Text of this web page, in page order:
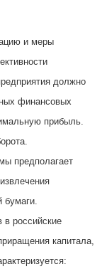
и меры
должно
финансовых
прибыль.
предполагает
бумаги.
российские
капитала,